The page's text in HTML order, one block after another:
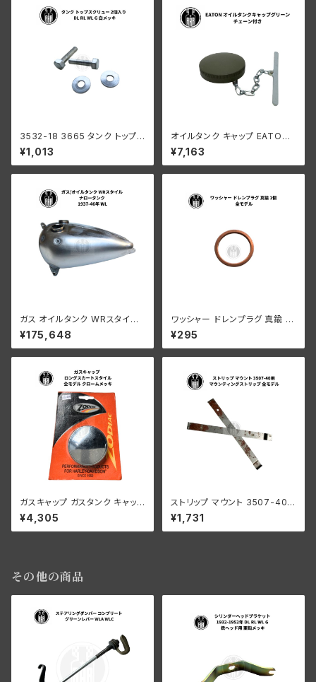
3532-18 3665 タンク トップス
クリュー 2個入り ハーレーダビ
ッドソン DL RL WL G 白メッキ
¥1,013
オイルタンク キャップ EATON
グリーン チェーン付き WLA/W
LC
¥7,163
ガス オイルタンク WRスタイル
ナロータンク 1937-46年 WL
¥175,648
ワッシャー ドレンプラグ 真鍮 1
個 ハーレー 全モデル
¥295
ガスキャップ ガスタンク キャップ
ロングスカートスタイル ハーレ
ーダビッドソン 全モデル クロー
ムメッキ
¥4,305
ストリップ マウント 3507-40
ネームセット用 マウンティングス
トリップ ハーレーダビッドソン
全モデル
¥1,731
その他の商品